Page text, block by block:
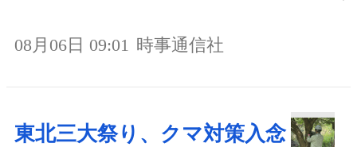
08月06日 09:01 時事通信社
東北三大祭り、クマ対策入念